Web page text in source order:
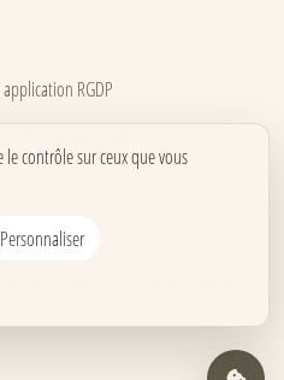
RGDP
corporate
contrôle sur ceux que vous
Personnaliser